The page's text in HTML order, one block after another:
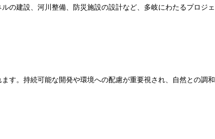
の建設、河川整備、防災施設の設計など、多岐にわたるプロジェ
す。持続可能な開発や環境への配慮が重要視され、自然との調和